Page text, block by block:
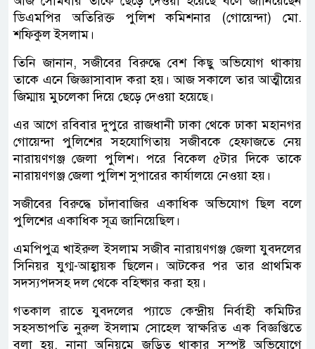
ডিএমপির অতিরিক্ত পুলিশ কমিশনার (গোয়েন্দা) মো.
শফিকুল ইসলাম।
তিনি জানান, সজীবের বিরুদ্ধে বেশ কিছু অভিযোগ থাকায়
তাকে এনে জিজ্ঞাসাবাদ করা হয়। আজ সকালে তার আত্মীয়ের
জিম্মায় মুচলেকা দিয়ে ছেড়ে দেওয়া হয়েছে।
এর আগে রবিবার দুপুরে রাজধানী ঢাকা থেকে ঢাকা মহানগর
গোয়েন্দা পুলিশের সহযোগিতায় সজীবকে হেফাজতে নেয়
নারায়ণগঞ্জ জেলা পুলিশ। পরে বিকেল ৫টার দিকে তাকে
নারায়ণগঞ্জ জেলা পুলিশ সুপারের কার্যালয়ে নেওয়া হয়।
সজীবের বিরুদ্ধে চাঁদাবাজির একাধিক অভিযোগ ছিল বলে
পুলিশের একাধিক সূত্র জানিয়েছিল।
এমপিপুত্র খাইরুল ইসলাম সজীব নারায়ণগঞ্জ জেলা যুবদলের
সিনিয়র যুগ্ম-আহ্বায়ক ছিলেন। আটকের পর তার প্রাথমিক
সদস্যপদসহ দল থেকে বহিষ্কার করা হয়।
গতকাল রাতে যুবদলের প্যাডে কেন্দ্রীয় নির্বাহী কমিটির
সহসভাপতি নুরুল ইসলাম সোহেল স্বাক্ষরিত এক বিজ্ঞপ্তিতে
বলা হয়, নানা অনিয়মে জড়িত থাকার সুস্পষ্ট অভিযোগে